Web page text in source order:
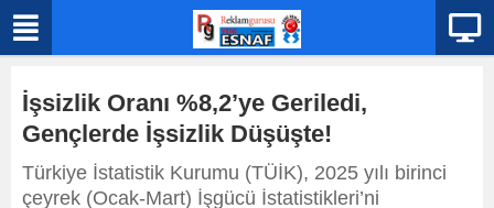
İşsizlik Oranı %8,2’ye Geriledi,
Gençlerde İşsizlik Düşüşte!
Türkiye İstatistik Kurumu (TÜİK), 2025 yılı birinci
çeyrek (Ocak-Mart) İşgücü İstatistikleri’ni